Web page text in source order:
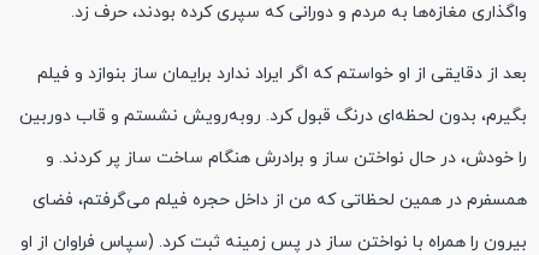
واگذاری مغازه‌ها به مردم و دورانی که سپری کرده بودند، حرف زد.
بعد از دقایقی از او خواستم که اگر ایراد ندارد برایمان ساز بنوازد و فیلم
بگیرم، بدون لحظه‌ای درنگ قبول کرد. روبه‌رویش نشستم و قاب دوربین
را خودش، در حال نواختن ساز و برادرش هنگام ساخت ساز پر کردند. و
همسفرم در همین لحظاتی که من از داخل حجره فیلم می‌گرفتم، فضای
بیرون را همراه با نواختن ساز در پس زمینه ثبت کرد. (سپاس فراوان از او